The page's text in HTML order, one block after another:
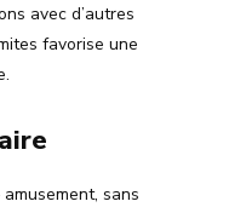
avec d’autres
favorise une
sans